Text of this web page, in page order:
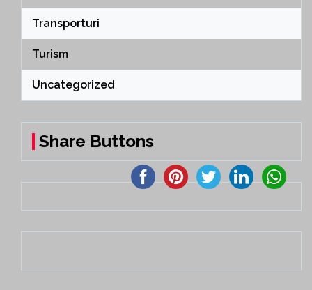
Transporturi
Turism
Uncategorized
Share Buttons